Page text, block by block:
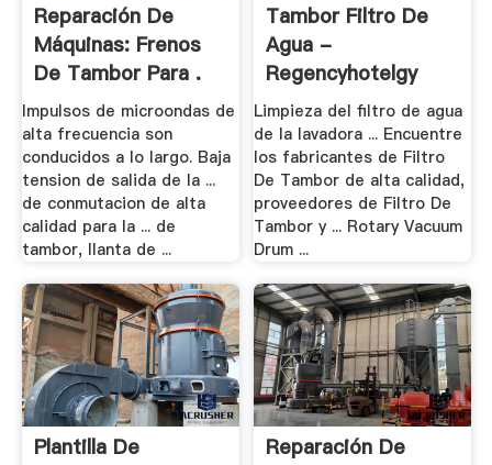
Reparación De
Máquinas: Frenos
De Tambor Para .
Impulsos de microondas de
alta frecuencia son
conducidos a lo largo. Baja
tension de salida de la ...
de conmutacion de alta
calidad para la ... de
tambor, llanta de ...
Tambor Filtro De
Agua -
Regencyhotelgy
Limpieza del filtro de agua
de la lavadora ... Encuentre
los fabricantes de Filtro
De Tambor de alta calidad,
proveedores de Filtro De
Tambor y ... Rotary Vacuum
Drum ...
Plantilla De
Reparación De